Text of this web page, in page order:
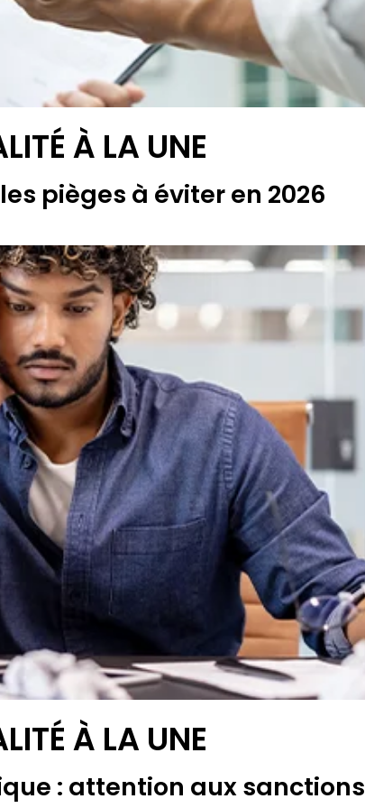
À LA UNE
pièges à éviter en 2026
À LA UNE
: attention aux sanctions